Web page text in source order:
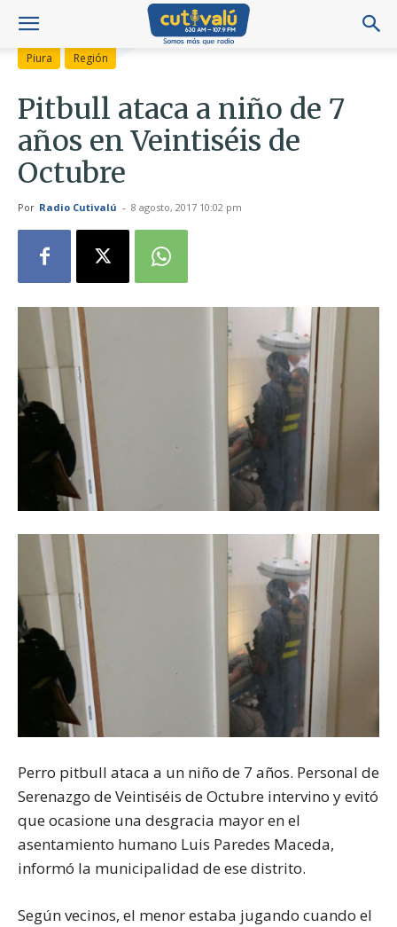
Piura Región
Pitbull ataca a niño de 7
años en Veintiséis de
Octubre
Por Radio Cutivalú - 8 agosto, 2017 10:02 pm
Perro pitbull ataca a un niño de 7 años. Personal de
Serenazgo de Veintiséis de Octubre intervino y evitó
que ocasione una desgracia mayor en el
asentamiento humano Luis Paredes Maceda,
informó la municipalidad de ese distrito.
Según vecinos, el menor estaba jugando cuando el